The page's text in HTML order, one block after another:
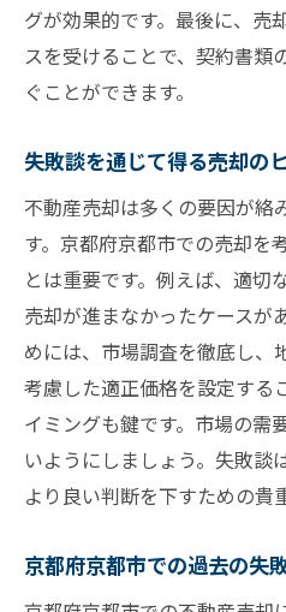
グが効果的です。最後に、売
スを受けることで、契約書類
ぐことができます。
失敗談を通じて得る売却の
不動産売却は多くの要因が絡
す。京都府京都市での売却を
とは重要です。例えば、適切
売却が進まなかったケースが
めには、市場調査を徹底し、
考慮した適正価格を設定する
イミングも鍵です。市場の需
いようにしましょう。失敗談
より良い判断を下すための貴
京都府京都市での過去の失